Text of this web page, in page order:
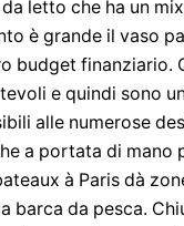
letto che ha un
è grande il vaso
budget finanziario.
e quindi sono
alle numerose
a portata di mano
à Paris dà
barca da pesca.